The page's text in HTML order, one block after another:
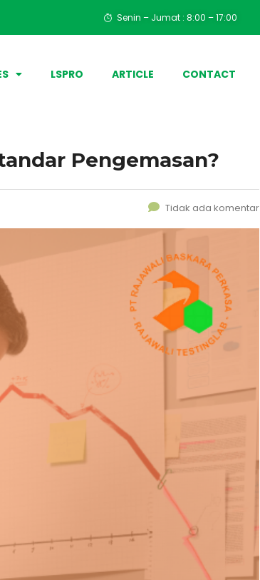
Senin – Jumat : 8:00 – 17:00
LSPRO ARTICLE CONTACT
Pengemasan?
Tidak ada komentar